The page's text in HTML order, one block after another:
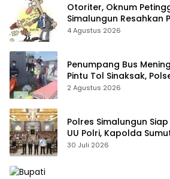
Otoriter, Oknum
Simalungun Resahkan
4 Agustus 2026
Penumpang Bus
Pintu Tol Sinaksak,
Nanggar Gerak Cepat
2 Agustus 2026
Polres Simalungun
UU Polri, Kapolda
Fondasi Penguatan
30 Juli 2026